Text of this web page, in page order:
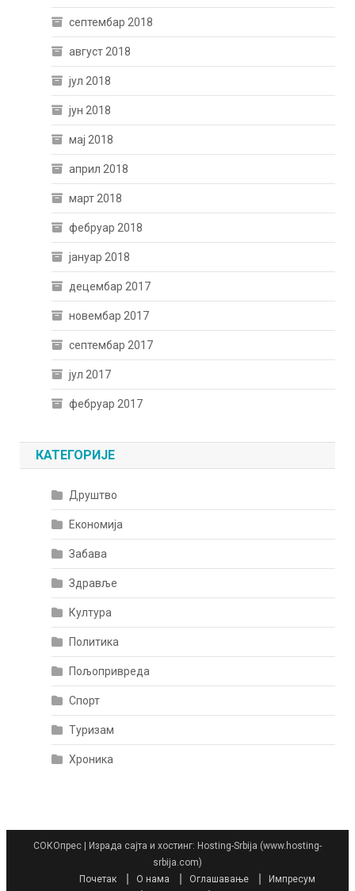
септембар 2018
август 2018
јул 2018
јун 2018
мај 2018
април 2018
март 2018
фебруар 2018
јануар 2018
децембар 2017
новембар 2017
септембар 2017
јул 2017
фебруар 2017
КАТЕГОРИЈЕ
Друштво
Економија
Забава
Здравље
Култура
Политика
Пољопривреда
Спорт
Туризам
Хроника
СОКОпрес
Израда сајта и хостинг: Hosting-Srbija (www.hosting-
srbija.com)
Почетак
О нама Оглашавање
Импресум